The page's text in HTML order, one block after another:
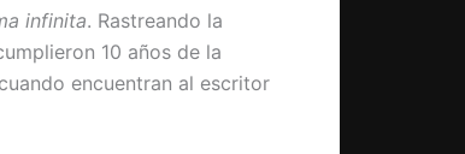
infinita. Rastreando la
10 años de la
encuentran al escritor